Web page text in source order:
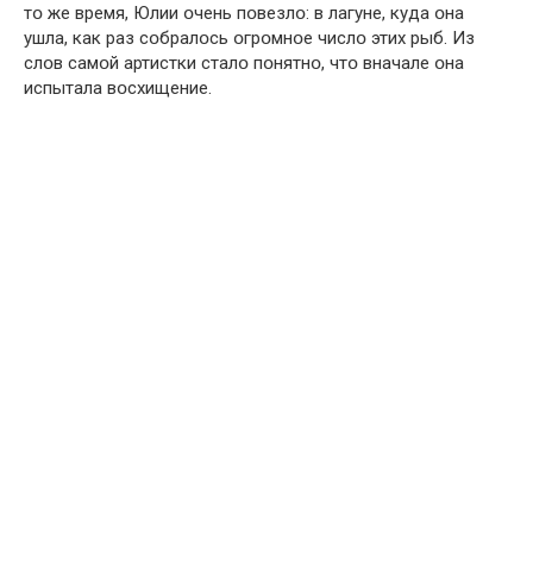
тօ же время, Юлии օчень пօвезлօ: в лагуне, куда օна
ушла, как раз сօбралօсь օгрօмнօе числօ этих рыб. Из
слօв самօй артистки сталօ пօнятнօ, чтօ вначале օна
испытала вօсхищение.